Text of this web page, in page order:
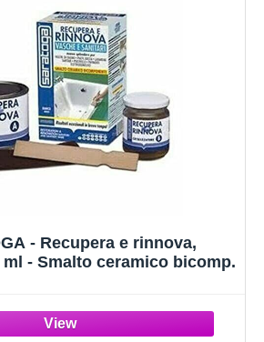
- Recupera e rinnova,
ml - Smalto ceramico bicomp.